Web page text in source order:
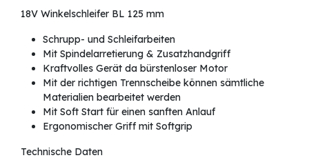
18V Winkelschleifer BL 125 mm
Schrupp- und Schleifarbeiten
Mit Spindelarretierung & Zusatzhandgriff
Kraftvolles Gerät da bürstenloser Motor
Mit der richtigen Trennscheibe können sämtliche
Materialien bearbeitet werden
Mit Soft Start für einen sanften Anlauf
Ergonomischer Griff mit Softgrip
Technische Daten